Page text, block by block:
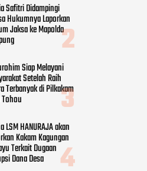
Safitri Didampingi
Hukumnya Laporkan
Jaksa ke Mapolda
Siap Melayani
Setelah Raih
Terbanyak di Pilkakam
LSM HANURAJA akan
Kakam Kagungan
Terkait Dugaan
Dana Desa